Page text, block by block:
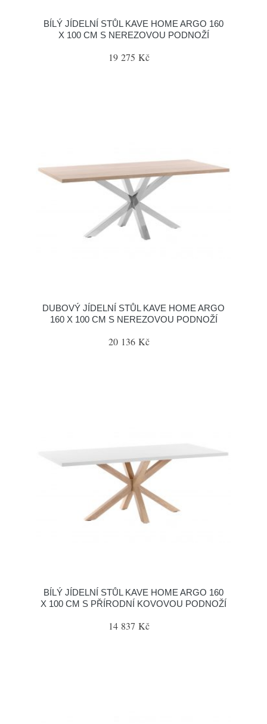
BÍLÝ JÍDELNÍ STŮL KAVE HOME ARGO 160
X 100 CM S NEREZOVOU PODNOŽÍ
19 275 Kč
DUBOVÝ JÍDELNÍ STŮL KAVE HOME ARGO
160 X 100 CM S NEREZOVOU PODNOŽÍ
20 136 Kč
BÍLÝ JÍDELNÍ STŮL KAVE HOME ARGO 160
X 100 CM S PŘÍRODNÍ KOVOVOU PODNOŽÍ
14 837 Kč